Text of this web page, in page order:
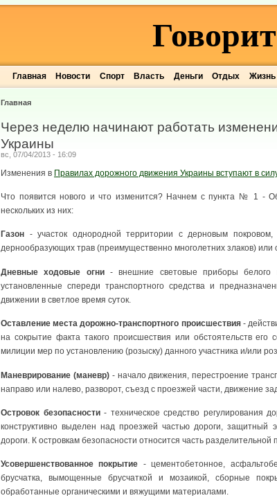
Главная Новости Спорт Власть Деньги Отдых Жизнь
Главная
Через неделю начинают работать
Украины
вс, 07/04/2013 - 16:09
Изменения в Правилах дорожного движения Украины вступают в
Что появится нового и что изменится? Начнем с пункта № 1 -
нескольких из них:
Газон - участок однородной территории с дерновым
дернообразующих трав (преимущественно многолетних злаков) или
Дневные ходовые огни- внешние световые приборы белого
установленные спереди транспортного средства и
движении в светлое время суток.
Оставление места дорожно-транспортного происшествия-
на сокрытие факта такого происшествия или обстоятельств
милиции мер по установлению (розыску) данного участника и/или
Маневрирование (маневр)- начало движения, перестроение
направо или налево, разворот, съезд с проезжей части, движение
Островок безопасности- техническое средство регулирования
конструктивно выделен над проезжей частью дороги,
дороги. К островкам безопасности относится часть
Усовершенствованное покрытие - цементобетонное,
брусчатка, вымощенные брусчаткой и мозаикой, сборные
обработанные органическими и вяжущими материалами.